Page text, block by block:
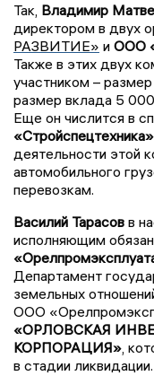
Так, Владимир
директором в двух
РАЗВИТИЕ» и ООО
Также в этих двух
участником –
размер вклада 5
Еще он числится в
«Стройспецтехника»
деятельности этой
автомобильного
перевозкам.
Василий Тарасов в
исполняющим
Департамент
земельных
ООО
«ОРЛОВСКАЯ
КОРПОРАЦИЯ»,
в стадии ликвидации.